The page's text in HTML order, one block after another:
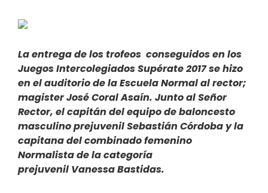
La entrega de los trofeos conseguidos en los
Juegos Intercolegiados Supérate 2017 se hizo
en el auditorio de la Escuela Normal al rector;
magister José Coral Asaín. Junto al Señor
Rector, el capitán del equipo de baloncesto
masculino prejuvenil Sebastián Córdoba y la
capitana del combinado femenino
Normalista de la categoría
prejuvenil Vanessa Bastidas.